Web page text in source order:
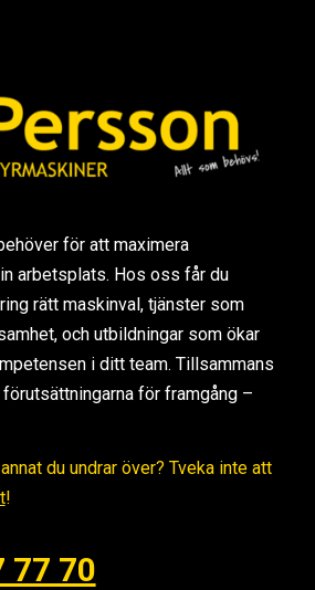
för att maximera
arbetsplats. Hos oss får du
rätt maskinval, tjänster som
och utbildningar som ökar
i ditt team. Tillsammans
för framgång –
du undrar över? Tveka inte att
!
77 70